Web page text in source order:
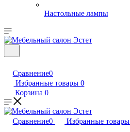
Настольные лампы
Сравнение0
Избранные товары 0
Корзина 0
Сравнение0 Избранные товары